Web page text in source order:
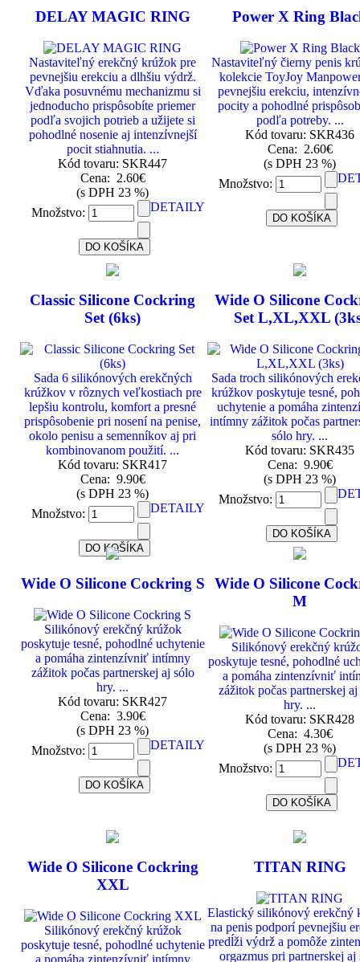
DELAY MAGIC RING
Nastaviteľný erekčný krúžok pre
pevnejšiu erekciu a dlhšiu výdrž.
Vďaka posuvnému mechanizmu si
jednoducho prispôsobíte priemer
podľa svojich potrieb a užijete si
pohodlné nosenie aj intenzívnejší
pocit stiahnutia. ...
Kód tovaru: SKR447
Cena: 2.60€
(s DPH 23 %)
Množstvo:
DETAILY
Power X Ring
Nastaviteľný čierny penis
kolekcie ToyJoy
pevnejšiu erekciu,
pocity a pohodlné
podľa potreby. ...
Kód tovaru: SKR436
Cena: 2.60€
(s DPH 23 %)
Množstvo:
Classic Silicone Cockring
Set (6ks)
Sada 6 silikónových erekčných
krúžkov v rôznych veľkostiach pre
lepšiu kontrolu, komfort a presné
prispôsobenie pri nosení na penise,
okolo penisu a semenníkov aj pri
kombinovanom použití. ...
Kód tovaru: SKR417
Cena: 9.90€
(s DPH 23 %)
Množstvo:
DETAILY
Wide O Silicone
Set L,XL,XXL
Sada troch silikónových
krúžkov poskytuje tesné,
uchytenie a pomáha
intímny zážitok počas
sólo hry. ...
Kód tovaru: SKR435
Cena: 9.90€
(s DPH 23 %)
Množstvo:
Wide O Silicone Cockring S
Silikónový erekčný krúžok
poskytuje tesné, pohodlné uchytenie
a pomáha zintenzívniť intímny
zážitok počas partnerskej aj sólo
hry. ...
Kód tovaru: SKR427
Cena: 3.90€
(s DPH 23 %)
Množstvo:
DETAILY
Wide O Silicone
M
Silikónový erekčný
poskytuje tesné, pohodlné
a pomáha zintenzívniť
zážitok počas partnerskej
hry. ...
Kód tovaru: SKR428
Cena: 4.30€
(s DPH 23 %)
Množstvo:
Wide O Silicone Cockring
XXL
Silikónový erekčný krúžok
poskytuje tesné, pohodlné uchytenie
a pomáha zintenzívniť intímny
TITAN RING
Elastický silikónový erekčný
na penis podporí pevnejšiu
predĺži výdrž a pomôže
orgazmus pri partnerskej aj